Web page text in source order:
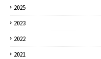
2025
2023
2022
2021